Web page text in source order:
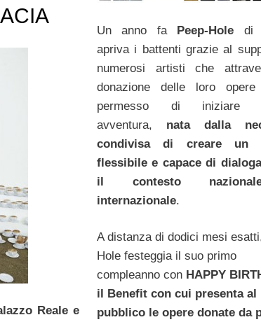
Reale e
Un anno fa Peep-Hole di
apriva i battenti grazie al
numerosi artisti che
donazione delle loro opere
permesso di iniziare
avventura, nata dalla
condivisa di creare un
flessibile e capace di
il contesto
internazionale.
A distanza di dodici mesi
Hole festeggia il suo primo
compleanno con HAPPY
il Benefit con cui presenta al
pubblico le opere donate da